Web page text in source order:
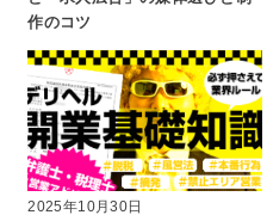
作のコツ
2025年10月30日